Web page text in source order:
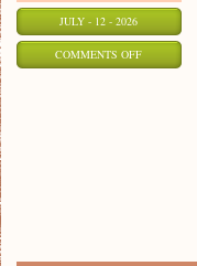
JULY - 12 - 2026
COMMENTS OFFON